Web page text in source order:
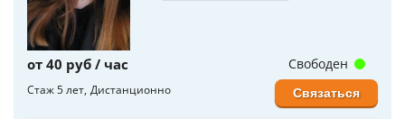
от 40 руб / час
Стаж 5 лет Дистанционно
Свободен
Связаться